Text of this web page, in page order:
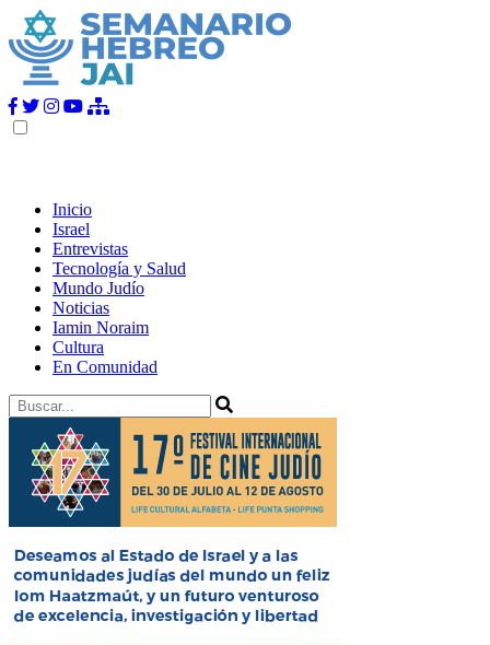
Inicio
Israel
Entrevistas
Tecnología y Salud
Mundo Judío
Noticias
Iamin Noraim
Cultura
En Comunidad